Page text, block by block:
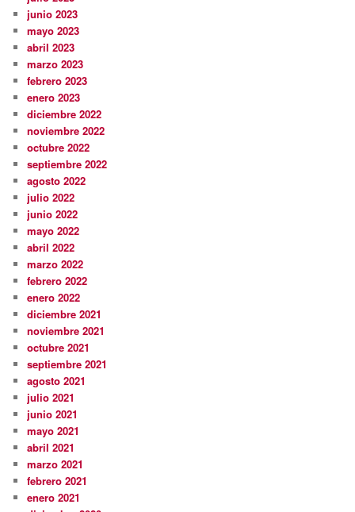
junio 2023
mayo 2023
abril 2023
marzo 2023
febrero 2023
enero 2023
diciembre 2022
noviembre 2022
octubre 2022
septiembre 2022
agosto 2022
julio 2022
junio 2022
mayo 2022
abril 2022
marzo 2022
febrero 2022
enero 2022
diciembre 2021
noviembre 2021
octubre 2021
septiembre 2021
agosto 2021
julio 2021
junio 2021
mayo 2021
abril 2021
marzo 2021
febrero 2021
enero 2021